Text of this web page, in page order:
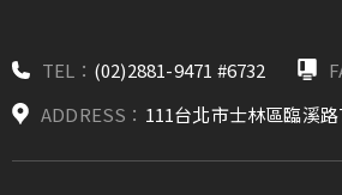
TEL： (02)2881-9471 #6732
ADDRESS： 111台北市士林區臨溪